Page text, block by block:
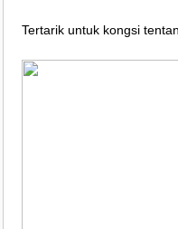
Tertarik untuk kongsi